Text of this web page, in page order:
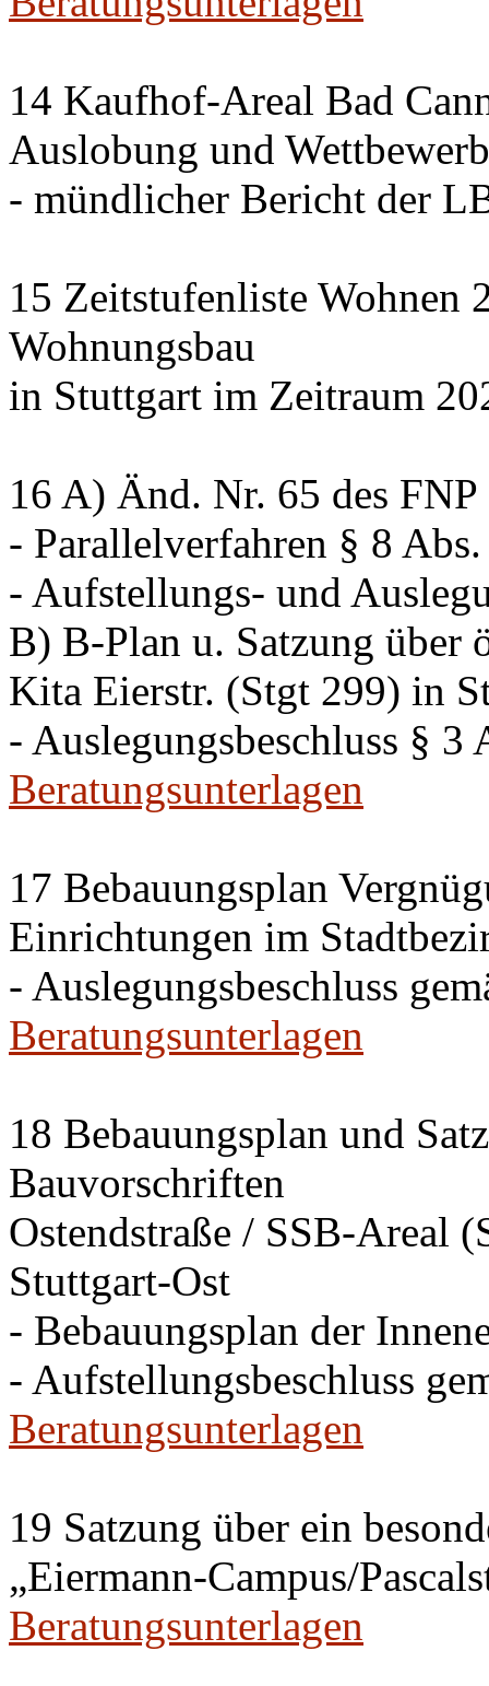
14 Kaufhof-Areal Bad
Auslobung und Wettbewerb
- mündlicher Bericht der
15 Zeitstufenliste Wohnen
Wohnungsbau
in Stuttgart im Zeitraum
16 A) Änd. Nr. 65 des
- Parallelverfahren § 8
- Aufstellungs- und
B) B-Plan u. Satzung über
Kita Eierstr. (Stgt 299) in
- Auslegungsbeschluss § 3
Beratungsunterlagen
17 Bebauungsplan
Einrichtungen im
- Auslegungsbeschluss
Beratungsunterlagen
18 Bebauungsplan und
Bauvorschriften
Ostendstraße / SSB-Areal
Stuttgart-Ost
- Bebauungsplan der
- Aufstellungsbeschluss
Beratungsunterlagen
19 Satzung über ein
„Eiermann-Campus/
Beratungsunterlagen